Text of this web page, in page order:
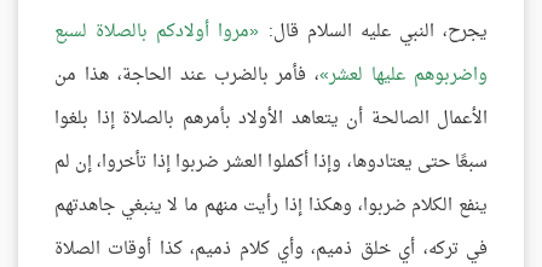
يجرح، النبي عليه السلام قال:
مروا أولادكم بالصلاة لسبع
واضربوهم عليها لعشر ، فأمر بالضرب عند الحاجة، هذا من
الأعمال الصالحة أن يتعاهد الأولاد بأمرهم بالصلاة إذا بلغوا
سبعًا حتى يعتادوها، وإذا أكملوا العشر ضربوا إذا تأخروا، إن لم
ينفع الكلام ضربوا، وهكذا إذا رأيت منهم ما لا ينبغي جاهدتهم
في تركه، أي خلق ذميم، وأي كلام ذميم، كذا أوقات الصلاة